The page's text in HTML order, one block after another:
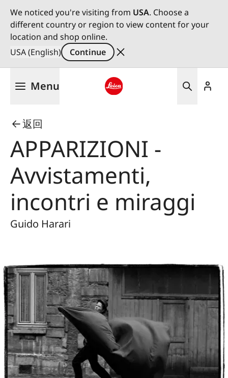
We noticed you're visiting from USA. Choose a
different country or region to view content for your
location and shop online.
USA (English)
Continue
Menu
返回
APPARIZIONI -
Avvistamenti,
incontri e miraggi
Guido Harari